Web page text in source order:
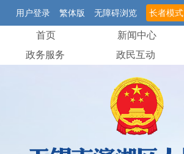
用户登录 繁体版 无障碍浏览 长者模式
首页 新闻中心
政务服务
政民互动